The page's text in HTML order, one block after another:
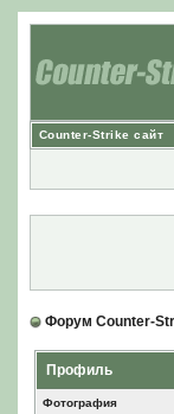
Counter-Strike сайт
Форум Counter-
Профиль
Фотография